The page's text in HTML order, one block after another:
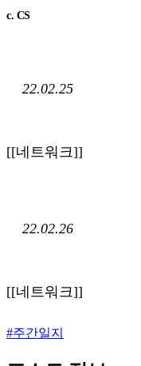
c. CS
22.02.25
[[네트워크]]
22.02.26
[[네트워크]]
#주간일지